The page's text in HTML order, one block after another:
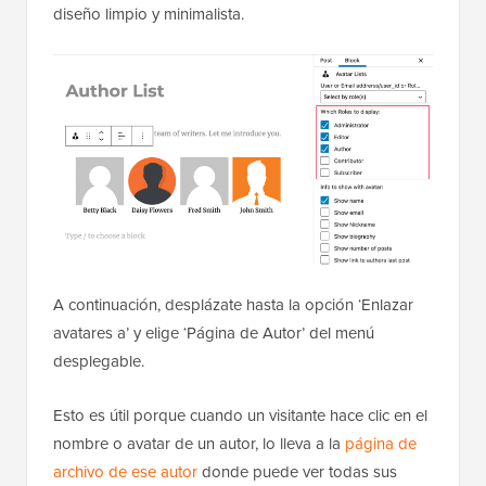
diseño limpio y minimalista.
A continuación, desplázate hasta la opción ‘Enlazar
avatares a’ y elige ‘Página de Autor’ del menú
desplegable.
Esto es útil porque cuando un visitante hace clic en el
nombre o avatar de un autor, lo lleva a la página de
archivo de ese autordonde puede ver todas sus